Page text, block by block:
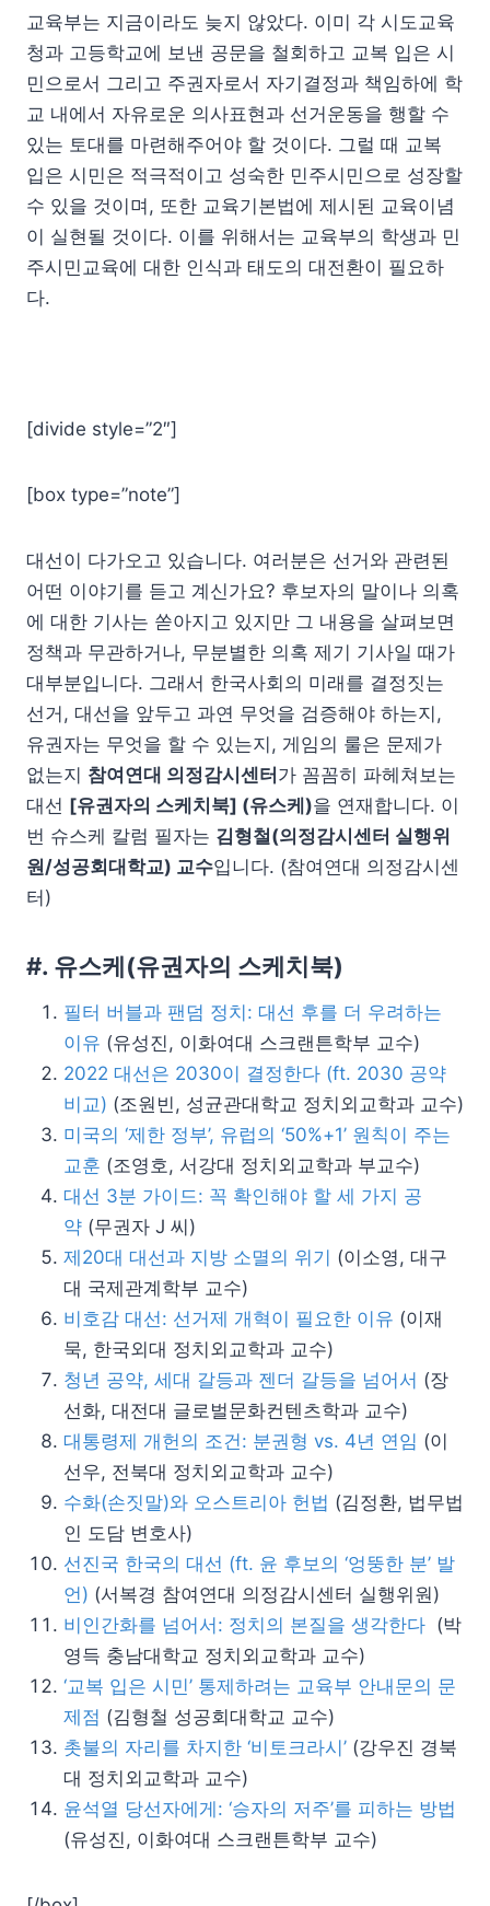
교육부는 지금이라도 늦지 않았다. 이미 각 시도교육
청과 고등학교에 보낸 공문을 철회하고 교복 입은 시
민으로서 그리고 주권자로서 자기결정과 책임하에 학
교 내에서 자유로운 의사표현과 선거운동을 행할 수
있는 토대를 마련해주어야 할 것이다. 그럴 때 교복
입은 시민은 적극적이고 성숙한 민주시민으로 성장할
수 있을 것이며, 또한 교육기본법에 제시된 교육이념
이 실현될 것이다. 이를 위해서는 교육부의 학생과 민
주시민교육에 대한 인식과 태도의 대전환이 필요하
다.
[divide style=”2″]
[box type=”note”]
대선이 다가오고 있습니다. 여러분은 선거와 관련된
어떤 이야기를 듣고 계신가요? 후보자의 말이나 의혹
에 대한 기사는 쏟아지고 있지만 그 내용을 살펴보면
정책과 무관하거나, 무분별한 의혹 제기 기사일 때가
대부분입니다. 그래서 한국사회의 미래를 결정짓는
선거, 대선을 앞두고 과연 무엇을 검증해야 하는지,
유권자는 무엇을 할 수 있는지, 게임의 룰은 문제가
없는지 참여연대 의정감시센터 가 꼼꼼히 파헤쳐보는
대선 [유권자의 스케치북] (유스케)을 연재합니다. 이
번 슈스케 칼럼 필자는 김형철(의정감시센터 실행위
원/성공회대학교) 교수입니다. (참여연대 의정감시센
터)
#. 유스케(유권자의 스케치북)
필터 버블과 팬덤 정치: 대선 후를 더 우려하는
이유 (유성진, 이화여대 스크랜튼학부 교수)
2022 대선은 2030이 결정한다 (ft. 2030 공약
비교) (조원빈, 성균관대학교 정치외교학과 교수)
미국의 ‘제한 정부’, 유럽의 ‘50%+1’ 원칙이 주는
교훈 (조영호, 서강대 정치외교학과 부교수)
대선 3분 가이드: 꼭 확인해야 할 세 가지 공
약 (무권자 J 씨)
제20대 대선과 지방 소멸의 위기 (이소영, 대구
대 국제관계학부 교수)
비호감 대선: 선거제 개혁이 필요한 이유 (이재
묵, 한국외대 정치외교학과 교수)
청년 공약, 세대 갈등과 젠더 갈등을 넘어서 (장
선화, 대전대 글로벌문화컨텐츠학과 교수)
대통령제 개헌의 조건: 분권형 vs. 4년 연임 (이
선우, 전북대 정치외교학과 교수)
수화(손짓말)와 오스트리아 헌법 (김정환, 법무법
인 도담 변호사)
선진국 한국의 대선 (ft. 윤 후보의 ‘엉뚱한 분’ 발
언) (서복경 참여연대 의정감시센터 실행위원)
비인간화를 넘어서: 정치의 본질을 생각한다 (박
영득 충남대학교 정치외교학과 교수)
‘교복 입은 시민’ 통제하려는 교육부 안내문의 문
제점 (김형철 성공회대학교 교수)
촛불의 자리를 차지한 ‘비토크라시’ (강우진 경북
대 정치외교학과 교수)
윤석열 당선자에게: ‘승자의 저주’를 피하는 방법
(유성진, 이화여대 스크랜튼학부 교수)